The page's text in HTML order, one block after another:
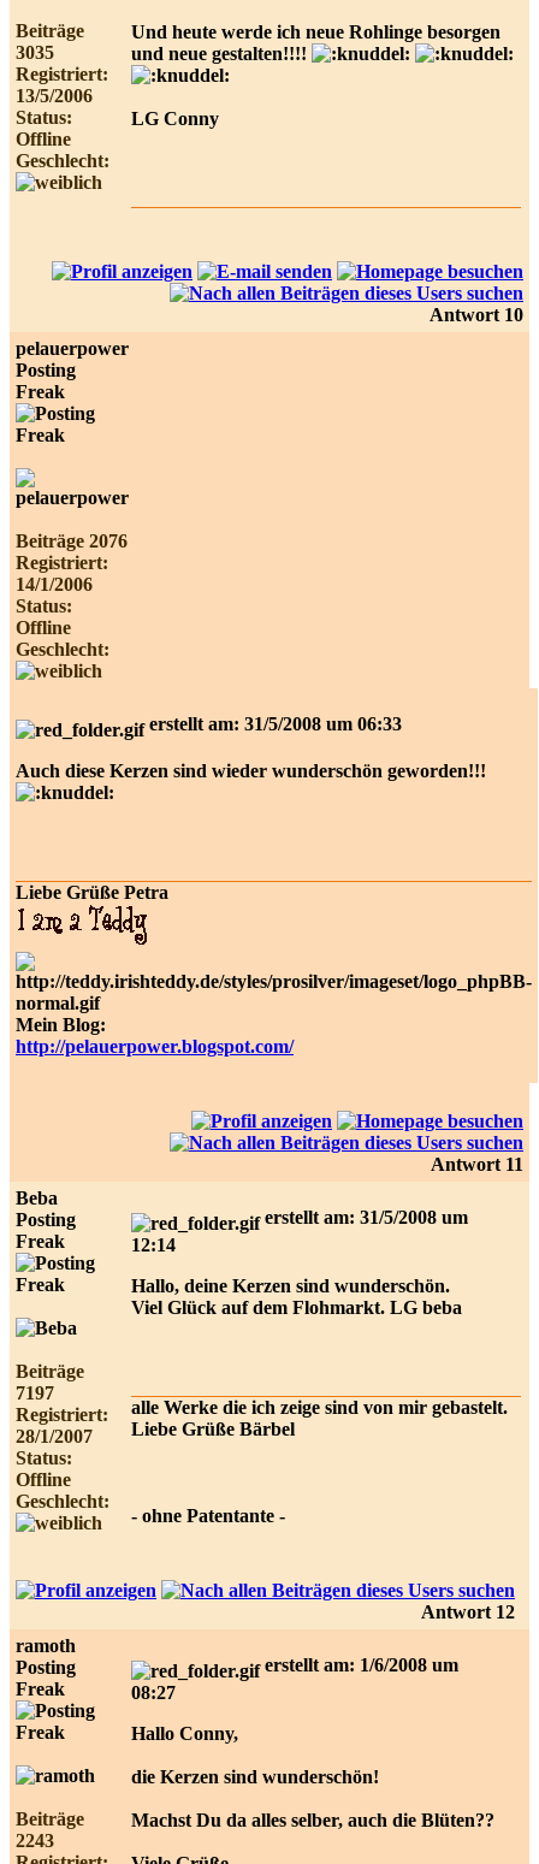
Beiträge
3035
Registriert:
13/5/2006
Status:
Offline
Geschlecht:
Und heute werde ich neue Rohlinge besorgen
und neue gestalten!!!!
LG Conny
Antwort 10
pelauerpower
Posting
Freak
Beiträge 2076
Registriert:
14/1/2006
Status:
Offline
Geschlecht:
erstellt am: 31/5/2008 um 06:33
Auch diese Kerzen sind wieder wunderschön geworden!!!
Liebe Grüße Petra
Mein Blog:
http://pelauerpower.blogspot.com/
Antwort 11
Beba
Posting
Freak
Beiträge
7197
Registriert:
28/1/2007
Status:
Offline
Geschlecht:
erstellt am: 31/5/2008 um
12:14
Hallo, deine Kerzen sind wunderschön.
Viel Glück auf dem Flohmarkt. LG beba
alle Werke die ich zeige sind von mir gebastelt.
Liebe Grüße Bärbel
- ohne Patentante -
Antwort 12
ramoth
Posting
Freak
Beiträge
2243
erstellt am: 1/6/2008 um
08:27
Hallo Conny,
die Kerzen sind wunderschön!
Machst Du da alles selber, auch die Blüten??